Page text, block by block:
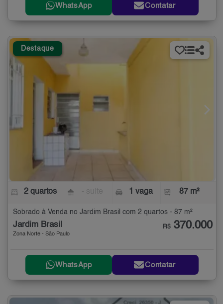
WhatsApp Contatar
Destaque
2 quartos 1 vaga 87 m²
Sobrado à Venda no Jardim Brasil com 2 quartos - 87 m²
Jardim Brasil
Zona Norte - São Paulo
R$ 370.000
WhatsApp Contatar